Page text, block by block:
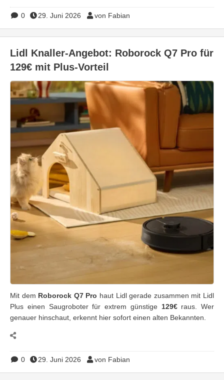
0 29. Juni 2026 von Fabian
Lidl Knaller-Angebot: Roborock Q7 Pro für
129€ mit Plus-Vorteil
Mit dem Roborock Q7 Pro haut Lidl gerade zusammen mit Lidl
Plus einen Saugroboter für extrem günstige 129€raus. Wer
genauer hinschaut, erkennt hier sofort einen alten Bekannten.
0 29. Juni 2026 von Fabian